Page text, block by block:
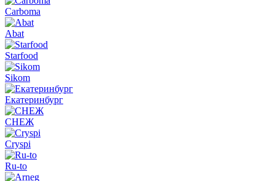
Carboma
Abat
Starfood
Sikom
Екатеринбург
СНЕЖ
Cryspi
Ru-to